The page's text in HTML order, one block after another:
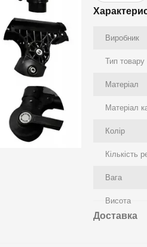
Виробник
Тип товару
Матеріал
Матеріал
Колір
Кількість
Вага
Висота
Доставка